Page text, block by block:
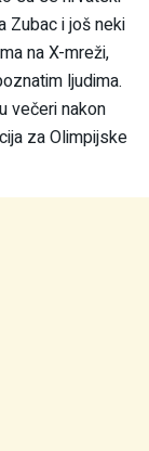
Zubac i još neki
na X-mreži,
ljudima.
večeri nakon
za Olimpijske